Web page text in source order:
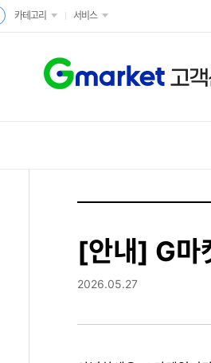
카테고리 서비스
고
[안내] G마
2026.05.27